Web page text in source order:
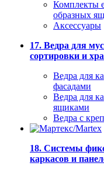
Комплекты
образных
Аксессуары
17. Ведра для
сортировки и
Ведра для
фасадами
Ведра для
ящиками
Ведра с
18. Системы
каркасов и